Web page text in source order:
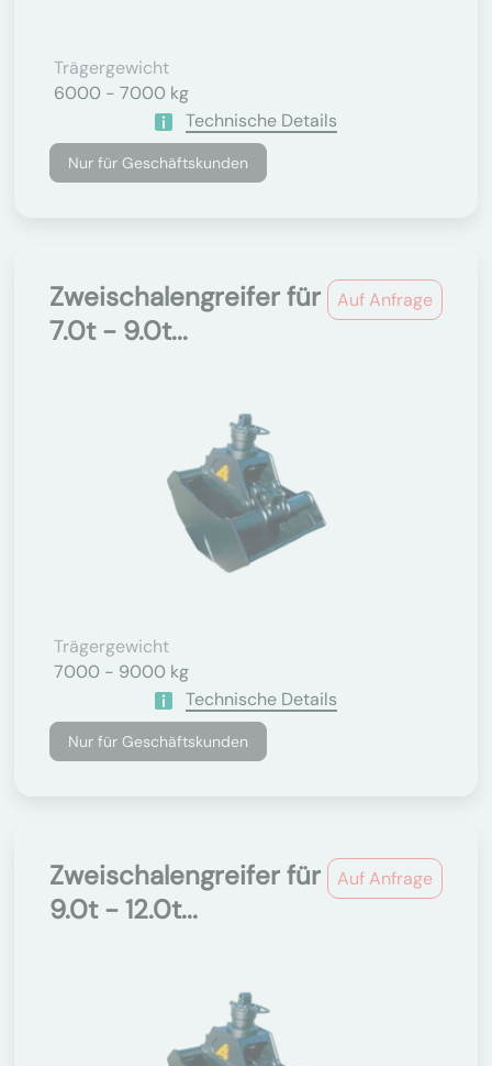
Trägergewicht
6000 - 7000 kg
Technische Details
Nur für Geschäftskunden
Auf Anfrage
Zweischalengreifer für
7.0t - 9.0t...
Trägergewicht
7000 - 9000 kg
Technische Details
Nur für Geschäftskunden
Auf Anfrage
Zweischalengreifer für
9.0t - 12.0t...